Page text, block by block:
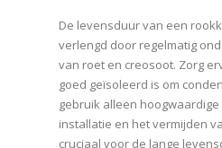
De levensduur van een
verlengd door regelmatig
van roet en creosoot. Zorg
goed geïsoleerd is om
gebruik alleen
installatie en het vermijden
cruciaal voor de lange